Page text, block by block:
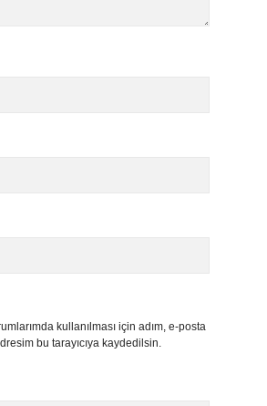
kullanılması için adım, e-posta
bu tarayıcıya kaydedilsin.